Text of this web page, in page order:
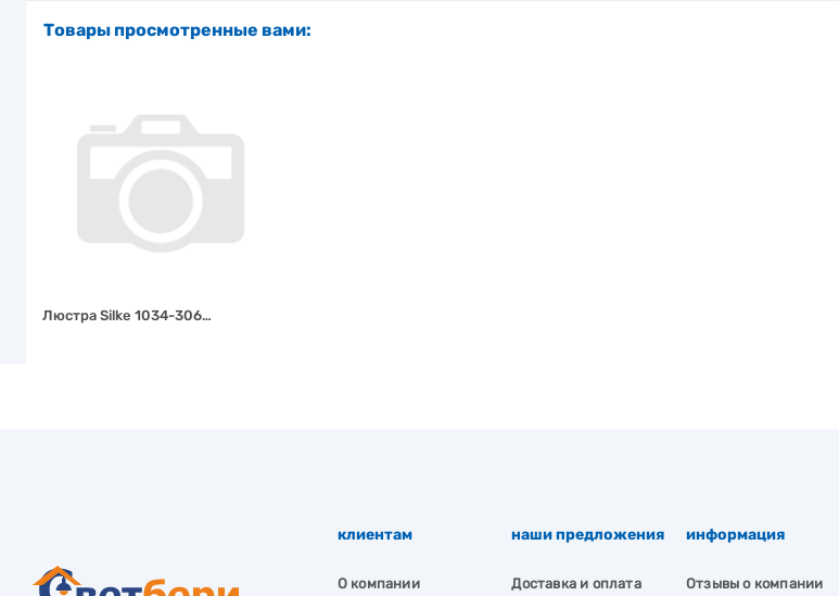
Товары просмотренные вами:
Люстра Silke 1034-306…
клиентам
О компании
наши предложения
Доставка и оплата
информация
Отзывы о компании